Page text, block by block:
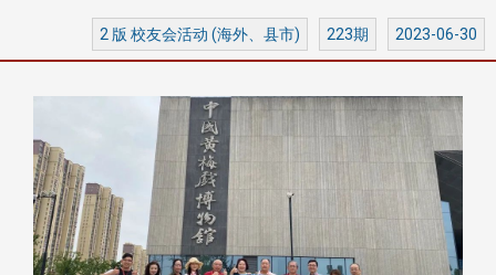
2 版 校友会活动 (海外、县市) 223期 2023-06-30